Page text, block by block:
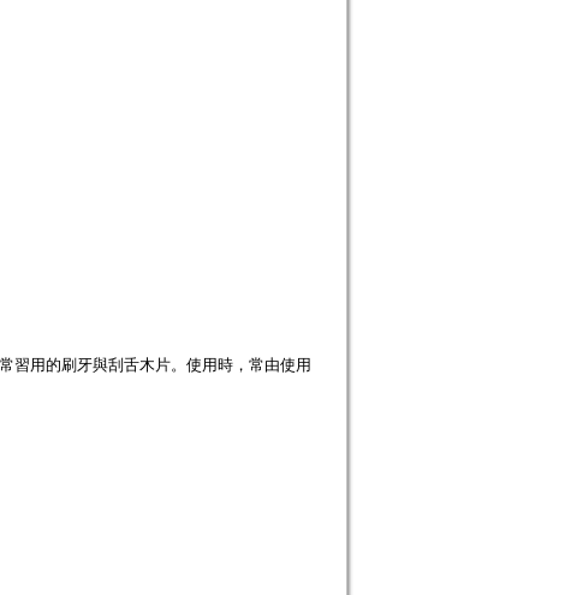
習用的刷牙與刮舌木片。使用時，常由使用